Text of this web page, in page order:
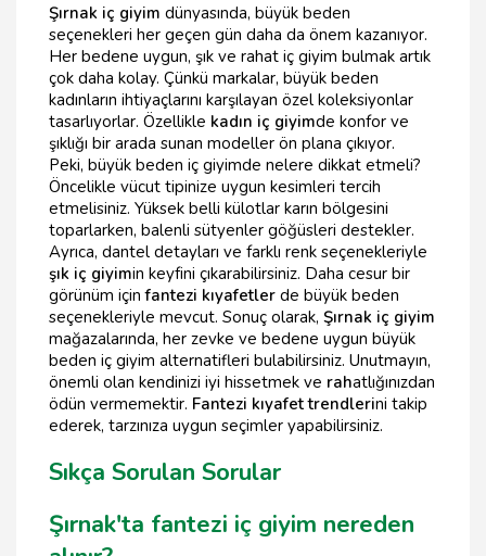
Şırnak iç giyim dünyasında, büyük beden
seçenekleri her geçen gün daha da önem kazanıyor.
Her bedene uygun, şık ve rahat iç giyim bulmak artık
çok daha kolay. Çünkü markalar, büyük beden
kadınların ihtiyaçlarını karşılayan özel koleksiyonlar
tasarlıyorlar. Özellikle kadın iç giyimde konfor ve
şıklığı bir arada sunan modeller ön plana çıkıyor.
Peki, büyük beden iç giyimde nelere dikkat etmeli?
Öncelikle vücut tipinize uygun kesimleri tercih
etmelisiniz. Yüksek belli külotlar karın bölgesini
toparlarken, balenli sütyenler göğüsleri destekler.
Ayrıca, dantel detayları ve farklı renk seçenekleriyle
şık iç giyimin keyfini çıkarabilirsiniz. Daha cesur bir
görünüm içinfantezi kıyafetler de büyük beden
seçenekleriyle mevcut. Sonuç olarak, Şırnak iç giyim
mağazalarında, her zevke ve bedene uygun büyük
beden iç giyim alternatifleri bulabilirsiniz. Unutmayın,
önemli olan kendinizi iyi hissetmek ve rahatlığınızdan
ödün vermemektir. Fantezi kıyafet trendlerini takip
ederek, tarzınıza uygun seçimler yapabilirsiniz.
Sıkça Sorulan Sorular
Şırnak'ta fantezi iç giyim nereden